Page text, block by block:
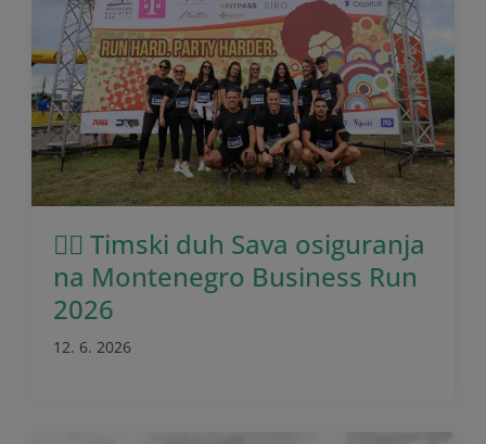
🏃‍♂️ Timski duh Sava osiguranja
na Montenegro Business Run
2026
12. 6. 2026